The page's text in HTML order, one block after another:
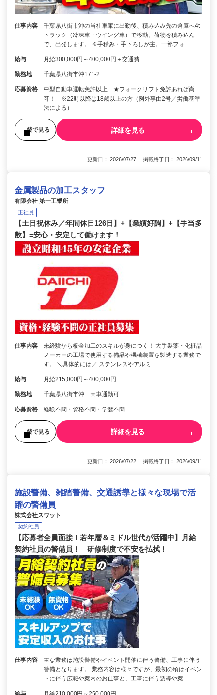
仕事内容
千葉県八街市沖の当社車庫に出勤後、積み込み先の倉庫へ4t
トラック（冷凍車・ウイング車）で移動。荷物を積み込ん
で、出発します。 ※手積み・手下ろしが主。一部フォ…
給与 月給300,000円～400,000円＋交通費
勤務地 千葉県八街市沖171-2
応募資格
中型自動車運転免許以上 ★フォークリフト免許あれば尚
可！ ※22時以降は18歳以上の方（例外事由2号／労働基準
法による）
後で見る 詳細を見る
更新日： 2026/07/27 掲載終了日： 2026/09/11
金属製品の加工スタッフ
有限会社 第一工業所
正社員
【土日祝休み／年間休日126日】+【業績好調】+【手当多
数】=安心・安定して働けます！
仕事内容
未経験から板金加工のスキルが身につく！ 大手製薬・化粧品
メーカーの工場で使用する備品や機械装置を製造する業務で
す。 ＼具体的には／ ステンレスやアルミ…
給与 月給215,000円～400,000円
勤務地 千葉県八街市沖 ☆車通勤可
応募資格 経験不問・資格不問・学歴不問
後で見る 詳細を見る
更新日： 2026/07/22 掲載終了日： 2026/09/11
施設警備、雑踏警備、交通誘導と様々な現場で活
躍の警備員
株式会社スワット
契約社員
【応募者全員面接！若年層＆ミドル世代が活躍中】月給
契約社員の警備員！ 研修制度で不安を払拭！
仕事内容
主な業務は施設警備やイベント開催に伴う警備、工事に伴う
警備となります。 業務内容は様々ですが、最初の頃はイベン
トに伴う広報や案内のお仕事と、工事に伴う誘導や案…
給与 月給210,000円～250,000円